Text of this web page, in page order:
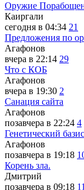
Оружие
Каиргали
сегодня в 04:34 21
Предложения по
Агафонов
вчера в 22:14 29
Что с КОБ
Агафонов
вчера в 19:30 2
Санация сайта
Агафонов
позавчера в 22:24 4
Генетический
Агафонов
позавчера в 19:18
Корень зла.
Дмитрий
позавчера в 09:18